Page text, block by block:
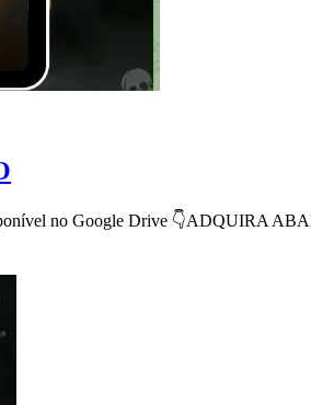
no Google Drive 👇ADQUIRA